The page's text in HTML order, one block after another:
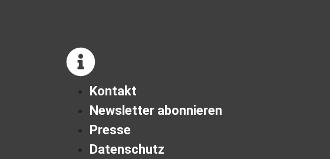
Kontakt
Newsletter abonnieren
Presse
Datenschutz